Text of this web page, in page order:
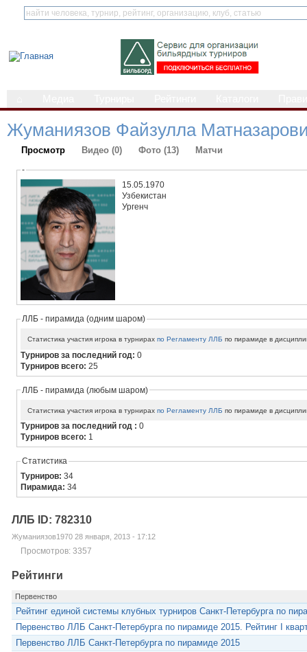
Жуманиязов Файзулла
Просмотр Видео (0) Фото (13) Матчи
-
15.05.1970
Узбекистан
Ургенч
ЛЛБ - пирамида (одним шаром)
Статистика участия игрока в турнирахпо Регламенту ЛЛБ по пирамиде в
Турниров за последний год:0
Турниров всего:25
ЛЛБ - пирамида (любым шаром)
Статистика участия игрока в турнирахпо Регламенту ЛЛБ по пирамиде в
Турниров за последний год :0
Турниров всего: 1
Статистика
Турниров:34
Пирамида:34
ЛЛБ ID: 782310
Жуманиязов1970 28 января, 2013 - 17:12
Просмотров: 3357
Рейтинги
Первенство
Рейтинг единой системы клубных турниров Санкт-Петербурга по
Первенство ЛЛБ Санкт-Петербурга по пирамиде 2015. Рейтинг I
Первенство ЛЛБ Санкт-Петербурга по пирамиде 2015